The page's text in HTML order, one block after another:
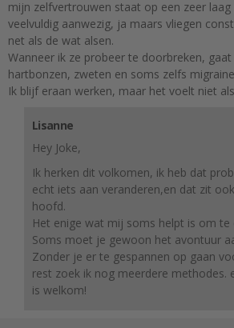
mijn zelfvertrouwen staat op een zeer
veelvuldig aanwezig, ja maars vliegen
net als de wat alsen.
Wanneer ik ze probeer te doorbreken,
hartbonzen, zweten en soms zelfs
Ik blijf eraan werken, maar het voelt niet
Lisanne
Hey Joke,
Ik herken dit volkomen, ik heb dat
echt iets aan veranderen,en dat zit
hoofd.
Het enige wat mij soms helpt is om te
Soms moet je gewoon het avontuur
Zonder je er te gespannen op gaan
rest zoek ik nog meerdere methodes.
is welkom!